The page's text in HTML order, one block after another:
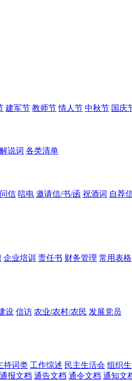
建军节 教师节 情人节 中秋节 国庆
解说词 各类清单
信 唁电 邀请信/书/函 祝酒词 自荐
企业培训 责任书 财务管理 常用表格
设 信访 农业/农村/农民 发展党员
持词类 工作综述 民主生活会 组织
通报文档 通告文档 通令文档 通知文